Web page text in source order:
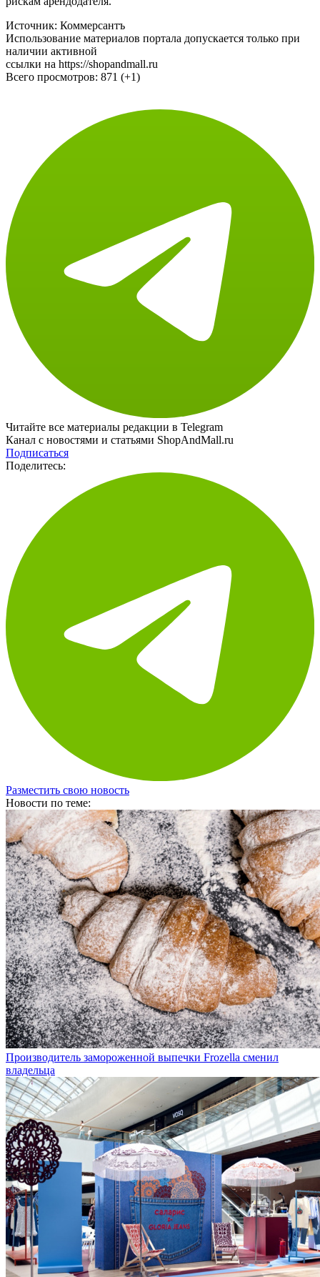
Источник: Коммерсантъ
Использование материалов портала допускается только при
наличии активной
ссылки на https://shopandmall.ru
Всего просмотров: 871 (+1)
Читайте все материалы редакции в Telegram
Канал с новостями и статьями ShopAndMall.ru
Подписаться
Поделитесь:
Разместить свою новость
Новости по теме:
Производитель замороженной выпечки Frozella сменил
владельца